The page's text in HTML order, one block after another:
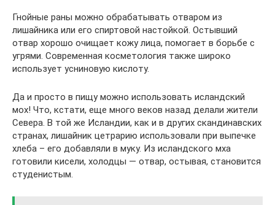
Гнойные раны можно обрабатывать отваром из
лишайника или его спиртовой настойкой. Остывший
отвар хорошо очищает кожу лица, помогает в борьбе с
угрями. Современная косметология также широко
использует усниновую кислоту.
Да и просто в пищу можно использовать исландский
мох! Что, кстати, еще много веков назад делали жители
Севера. В той же Исландии, как и в других скандинавских
странах, лишайник цетрарию использовали при выпечке
хлеба – его добавляли в муку. Из исландского мха
готовили кисели, холодцы — отвар, остывая, становится
студенистым.